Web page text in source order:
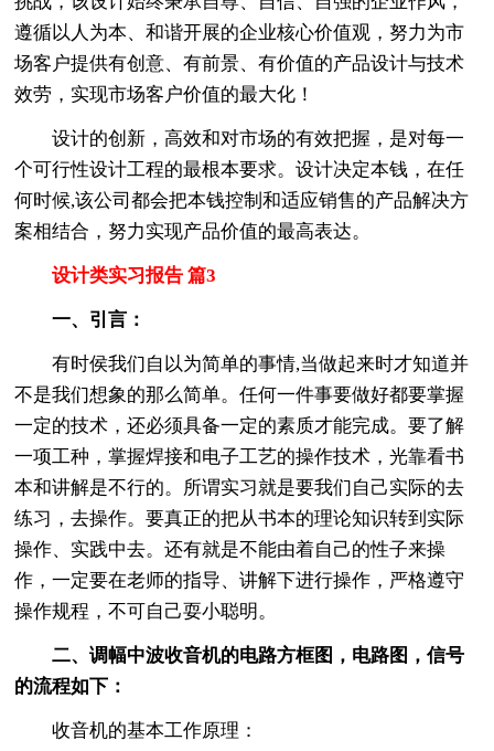
遵循以人为本、和谐开展的企业核心价值观，努力为市
场客户提供有创意、有前景、有价值的产品设计与技术
效劳，实现市场客户价值的最大化！
设计的创新，高效和对市场的有效把握，是对每一
个可行性设计工程的最根本要求。设计决定本钱，在任
何时候,该公司都会把本钱控制和适应销售的产品解决方
案相结合，努力实现产品价值的最高表达。
设计类实习报告 篇3
一、引言：
有时侯我们自以为简单的事情,当做起来时才知道并
不是我们想象的那么简单。任何一件事要做好都要掌握
一定的技术，还必须具备一定的素质才能完成。要了解
一项工种，掌握焊接和电子工艺的操作技术，光靠看书
本和讲解是不行的。所谓实习就是要我们自己实际的去
练习，去操作。要真正的把从书本的理论知识转到实际
操作、实践中去。还有就是不能由着自己的性子来操
作，一定要在老师的指导、讲解下进行操作，严格遵守
操作规程，不可自己耍小聪明。
二、调幅中波收音机的电路方框图，电路图，信号
的流程如下：
收音机的基本工作原理：